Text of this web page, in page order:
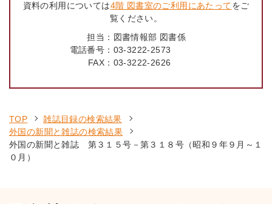
資料の利用については4階 図書室のご利用にあたってをご
覧ください。
担当： 図書情報部 図書係
電話番号： 03-3222-2573
FAX： 03-3222-2626
TOP
雑誌目録の検索結果
外国の新聞と雑誌の検索結果
外国の新聞と雑誌 第３１５号－第３１８号（昭和９年９月～１
０月）